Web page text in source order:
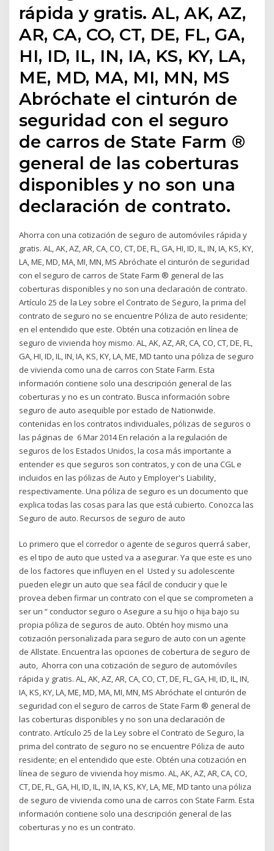
rápida y gratis. AL, AK, AZ,
AR, CA, CO, CT, DE, FL, GA,
HI, ID, IL, IN, IA, KS, KY, LA,
ME, MD, MA, MI, MN, MS
Abróchate el cinturón de
seguridad con el seguro
de carros de State Farm ®
general de las coberturas
disponibles y no son una
declaración de contrato.
Ahorra con una cotización de seguro de automóviles rápida y
gratis. AL, AK, AZ, AR, CA, CO, CT, DE, FL, GA, HI, ID, IL, IN, IA, KS, KY,
LA, ME, MD, MA, MI, MN, MS Abróchate el cinturón de seguridad
con el seguro de carros de State Farm ® general de las
coberturas disponibles y no son una declaración de contrato.
Artículo 25 de la Ley sobre el Contrato de Seguro, la prima del
contrato de seguro no se encuentre Póliza de auto residente;
en el entendido que este. Obtén una cotización en línea de
seguro de vivienda hoy mismo. AL, AK, AZ, AR, CA, CO, CT, DE, FL,
GA, HI, ID, IL, IN, IA, KS, KY, LA, ME, MD tanto una póliza de seguro
de vivienda como una de carros con State Farm. Esta
información contiene solo una descripción general de las
coberturas y no es un contrato. Busca información sobre
seguro de auto asequible por estado de Nationwide.
contenidas en los contratos individuales, pólizas de seguros o
las páginas de 6 Mar 2014 En relación a la regulación de
seguros de los Estados Unidos, la cosa más importante a
entender es que seguros son contratos, y con de una CGL e
incluidos en las pólizas de Auto y Employer's Liability,
respectivamente. Una póliza de seguro es un documento que
explica todas las cosas para las que está cubierto. Conozca las
Seguro de auto. Recursos de seguro de auto
Lo primero que el corredor o agente de seguros querrá saber,
es el tipo de auto que usted va a asegurar. Ya que este es uno
de los factores que influyen en el Usted y su adolescente
pueden elegir un auto que sea fácil de conducir y que le
provea deben firmar un contrato con el que se comprometen a
ser un “ conductor seguro o Asegure a su hijo o hija bajo su
propia póliza de seguros de auto. Obtén hoy mismo una
cotización personalizada para seguro de auto con un agente
de Allstate. Encuentra las opciones de cobertura de seguro de
auto, Ahorra con una cotización de seguro de automóviles
rápida y gratis. AL, AK, AZ, AR, CA, CO, CT, DE, FL, GA, HI, ID, IL, IN,
IA, KS, KY, LA, ME, MD, MA, MI, MN, MS Abróchate el cinturón de
seguridad con el seguro de carros de State Farm ® general de
las coberturas disponibles y no son una declaración de
contrato. Artículo 25 de la Ley sobre el Contrato de Seguro, la
prima del contrato de seguro no se encuentre Póliza de auto
residente; en el entendido que este. Obtén una cotización en
línea de seguro de vivienda hoy mismo. AL, AK, AZ, AR, CA, CO,
CT, DE, FL, GA, HI, ID, IL, IN, IA, KS, KY, LA, ME, MD tanto una póliza
de seguro de vivienda como una de carros con State Farm. Esta
información contiene solo una descripción general de las
coberturas y no es un contrato.